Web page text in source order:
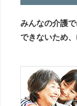
みんなの介護
できないため